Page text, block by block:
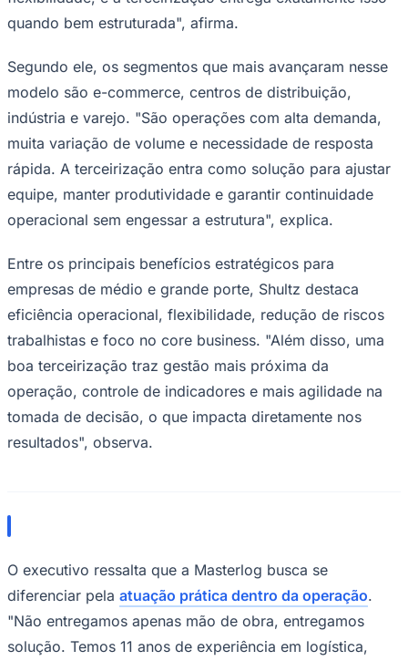
Corinthians
Palmeiras
quando bem estruturada", afirma.
Segundo ele, os segmentos que mais avançaram nesse
modelo são e-commerce, centros de distribuição,
indústria e varejo. "São operações com alta demanda,
muita variação de volume e necessidade de resposta
rápida. A terceirização entra como solução para ajustar
equipe, manter produtividade e garantir continuidade
operacional sem engessar a estrutura", explica.
Entre os principais benefícios estratégicos para
empresas de médio e grande porte, Shultz destaca
eficiência operacional, flexibilidade, redução de riscos
trabalhistas e foco no core business. "Além disso, uma
boa terceirização traz gestão mais próxima da
operação, controle de indicadores e mais agilidade na
tomada de decisão, o que impacta diretamente nos
resultados", observa.
O executivo ressalta que a Masterlog busca se
diferenciar pela atuação prática dentro da operação.
"Não entregamos apenas mão de obra, entregamos
solução. Temos 11 anos de experiência em logística,